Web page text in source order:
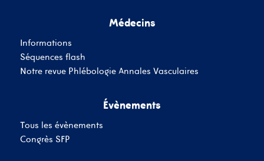
Médecins
Informations
Séquences flash
Notre revue Phlébologie Annales Vasculaires
Évènements
Tous les évènements
Congrès SFP
SE CONNECTER
Inscrivez-Vous